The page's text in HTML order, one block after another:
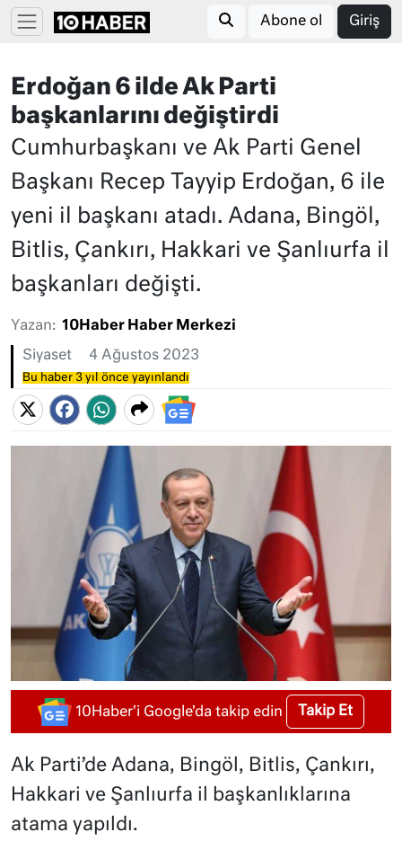
Abone ol Giriş
Erdoğan 6 ilde Ak Parti
başkanlarını değiştirdi
Cumhurbaşkanı ve Ak Parti Genel
Başkanı Recep Tayyip Erdoğan, 6 ile
yeni il başkanı atadı. Adana, Bingöl,
Bitlis, Çankırı, Hakkari ve Şanlıurfa il
başkanları değişti.
Yazan: 10Haber Haber Merkezi
Siyaset 4 Ağustos 2023
Bu haber 3 yıl önce yayınlandı
10Haber'i Google'da takip edin Takip Et
Ak Parti’de Adana, Bingöl, Bitlis, Çankırı,
Hakkari ve Şanlıurfa il başkanlıklarına
atama yapıldı.